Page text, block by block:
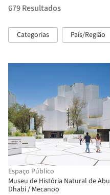
679Resultados
Categorias País/Região
Espaço Público
Museu de História Natural de Abu
Dhabi / Mecanoo